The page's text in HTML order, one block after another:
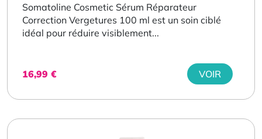
Somatoline Cosmetic Sérum Réparateur
Correction Vergetures 100 ml est un soin ciblé
idéal pour réduire visiblement...
16,99 € VOIR